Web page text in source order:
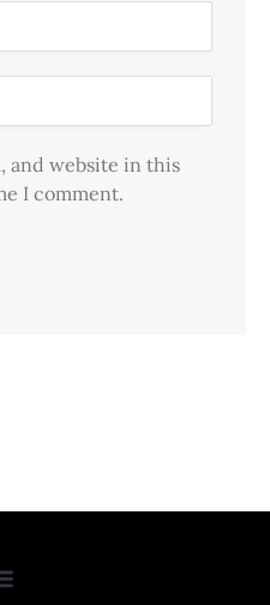
and website in this
I comment.